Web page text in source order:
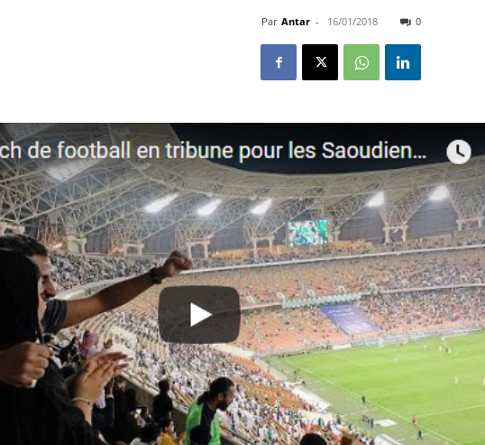
Par Antar - 16/01/2018 0